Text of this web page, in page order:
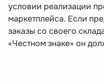
условии реализации
маркетплейса. Если
заказы со своего
«Честном знаке» он